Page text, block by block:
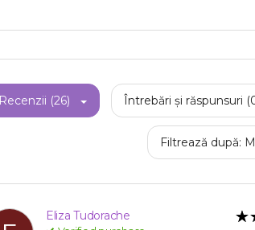
Recenzii (26) Întrebări și răspunsuri
Filtrează după:
Eliza Tudorache
Numele